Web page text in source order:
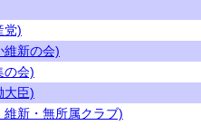
党)
維新の会)
の会)
大臣)
新・無所属クラブ)